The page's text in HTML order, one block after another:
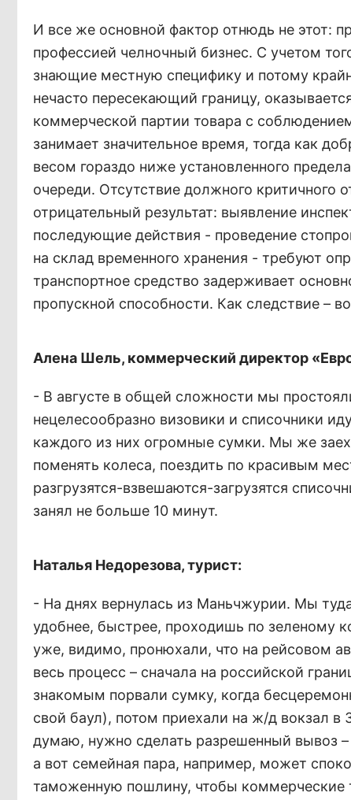
И все же основной фактор отнюдь не этот:
профессией челночный бизнес. С учетом
знающие местную специфику и потому
нечасто пересекающий границу,
коммерческой партии товара с
занимает значительное время, тогда как
весом гораздо ниже установленного
очереди. Отсутствие должного критичного
отрицательный результат: выявление
последующие действия - проведение
на склад временного хранения - требуют
транспортное средство задерживает
пропускной способности. Как следствие –
Алена Шель, коммерческий директор
- В августе в общей сложности мы
нецелесообразно визовики и списочники
каждого из них огромные сумки. Мы же
поменять колеса, поездить по красивым
разгрузятся-взвешаются-загрузятся
занял не больше 10 минут.
Наталья Недорезова, турист:
- На днях вернулась из Маньчжурии. Мы
удобнее, быстрее, проходишь по зеленому
уже, видимо, пронюхали, что на рейсовом
весь процесс – сначала на российской
знакомым порвали сумку, когда
свой баул), потом приехали на ж/д вокзал в
думаю, нужно сделать разрешенный вывоз –
а вот семейная пара, например, может
таможенную пошлину, чтобы коммерческие